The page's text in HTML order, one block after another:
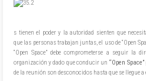
s tienen el poder y la autoridad sienten que
que las personas trabajan juntas, el uso de “Open
“Open Space” debe comprometerse a seguir la
organización y dado que conducir un “Open Space”
de la reunión son desconocidos hasta que se llegue a